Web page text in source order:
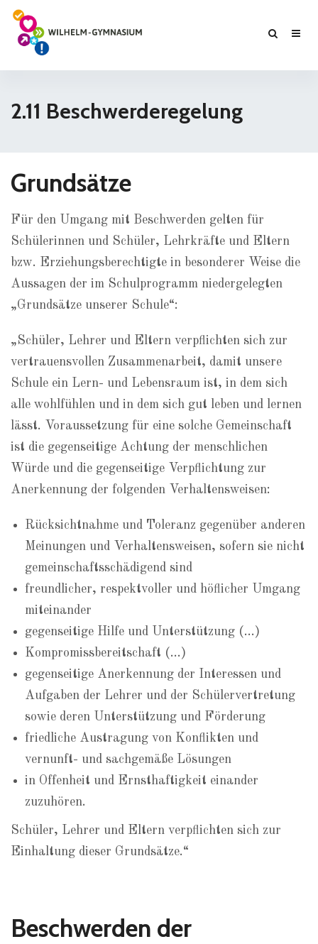
2.11 Beschwerderegelung
Grundsätze
Für den Umgang mit Beschwerden gelten für
Schülerinnen und Schüler, Lehrkräfte und Eltern
bzw. Erziehungsberechtigte in besonderer Weise die
Aussagen der im Schulprogramm niedergelegten
„Grundsätze unserer Schule“:
„Schüler, Lehrer und Eltern verpflichten sich zur
vertrauensvollen Zusammenarbeit, damit unsere
Schule ein Lern- und Lebensraum ist, in dem sich
alle wohlfühlen und in dem sich gut leben und lernen
lässt. Voraussetzung für eine solche Gemeinschaft
ist die gegenseitige Achtung der menschlichen
Würde und die gegenseitige Verpflichtung zur
Anerkennung der folgenden Verhaltensweisen:
Rücksichtnahme und Toleranz gegenüber anderen
Meinungen und Verhaltensweisen, sofern sie nicht
gemeinschaftsschädigend sind
freundlicher, respektvoller und höflicher Umgang
miteinander
gegenseitige Hilfe und Unterstützung (…)
Kompromissbereitschaft (…)
gegenseitige Anerkennung der Interessen und
Aufgaben der Lehrer und der Schülervertretung
sowie deren Unterstützung und Förderung
friedliche Austragung von Konflikten und
vernunft- und sachgemäße Lösungen
in Offenheit und Ernsthaftigkeit einander
zuzuhören.
Schüler, Lehrer und Eltern verpflichten sich zur
Einhaltung dieser Grundsätze.“
Beschwerden der